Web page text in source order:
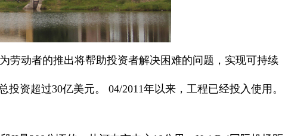
动者的推出将帮助投资者解决困难的问题，实现可持续
超过30亿美元。 04/2011年以来，工程已经投入使用。